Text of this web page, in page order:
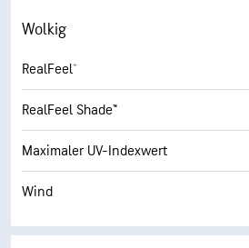
Wolkig
RealFeel®
RealFeel Shade™
Maximaler UV-Indexwert
Wind